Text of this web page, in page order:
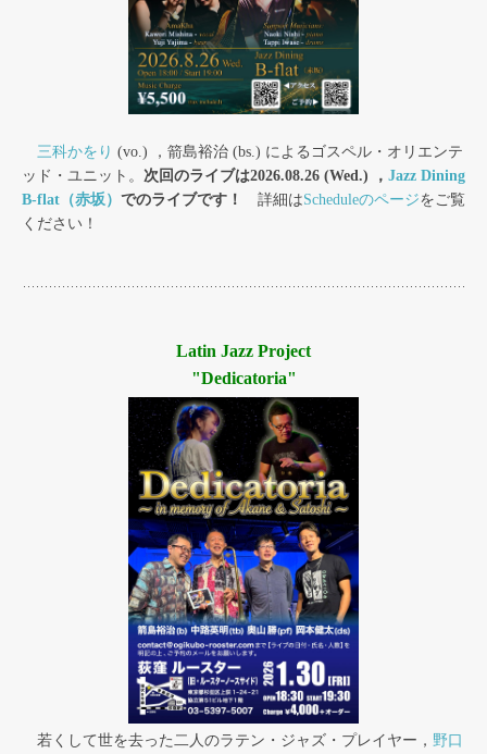
三科かをり (vo.) ，箭島裕治 (bs.) によるゴスペル・オリエンテ
ッド・ユニット。 次回のライブは2026.08.26 (Wed.) ， Jazz Dining
B-flat（赤坂） でのライブです！ 詳細はScheduleのページをご覧
ください！
Latin Jazz Project
"Dedicatoria"
若くして世を去った二人のラテン・ジャズ・プレイヤー， 野口